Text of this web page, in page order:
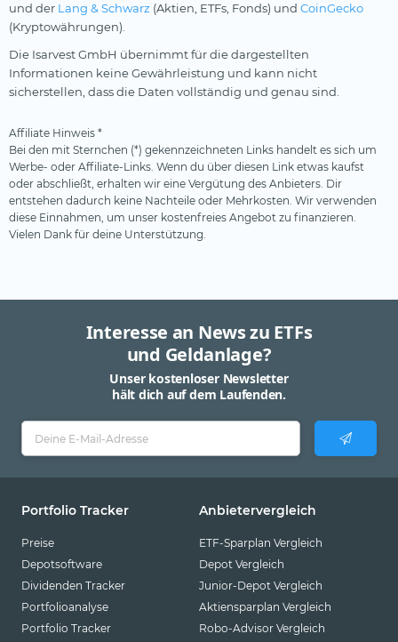
und der Lang & Schwarz (Aktien, ETFs, Fonds) und CoinGecko
(Kryptowährungen).
Die Isarvest GmbH übernimmt für die dargestellten
Informationen keine Gewährleistung und kann nicht
sicherstellen, dass die Daten vollständig und genau sind.
Affiliate Hinweis *
Bei den mit Sternchen (*) gekennzeichneten Links handelt es sich um
Werbe- oder Affiliate-Links. Wenn du über diesen Link etwas kaufst
oder abschließt, erhalten wir eine Vergütung des Anbieters. Dir
entstehen dadurch keine Nachteile oder Mehrkosten. Wir verwenden
diese Einnahmen, um unser kostenfreies Angebot zu finanzieren.
Vielen Dank für deine Unterstützung.
Interesse an News zu ETFs
und Geldanlage?
Unser kostenloser Newsletter
hält dich auf dem Laufenden.
Portfolio Tracker
Preise
Depotsoftware
Dividenden Tracker
Portfolioanalyse
Portfolio Tracker
Anbietervergleich
ETF-Sparplan Vergleich
Depot Vergleich
Junior-Depot Vergleich
Aktiensparplan Vergleich
Robo-Advisor Vergleich